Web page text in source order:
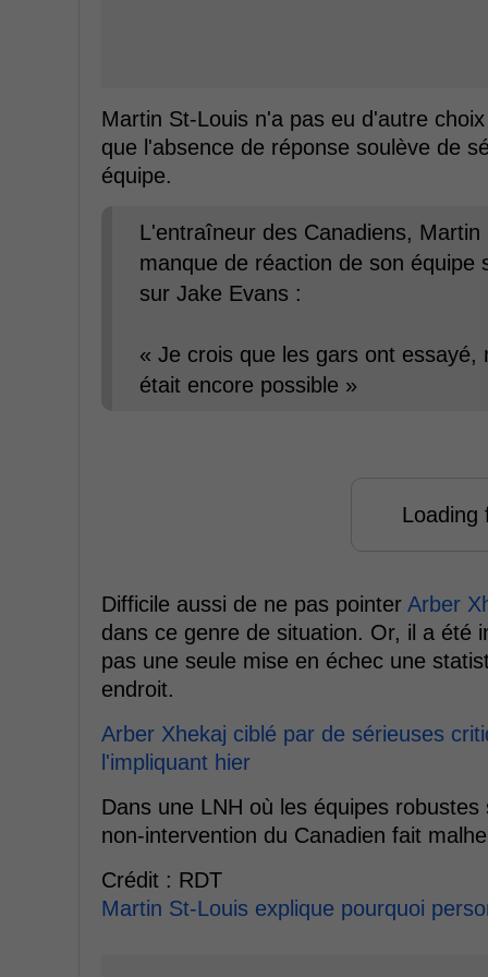
Martin St-Louis n'a pas eu d'autre
que l'absence de réponse soulève de
équipe.
L'entraîneur des Canadiens,
manque de réaction de son équipe
sur Jake Evans :
« Je crois que les gars ont
était encore possible »
Loading
Difficile aussi de ne pas pointer Arber
dans ce genre de situation. Or, il a été
pas une seule mise en échec une
endroit.
Arber Xhekaj ciblé par de sérieuses
l'impliquant hier
Dans une LNH où les équipes
non-intervention du Canadien fait
Crédit : RDT
Martin St-Louis explique pourquoi